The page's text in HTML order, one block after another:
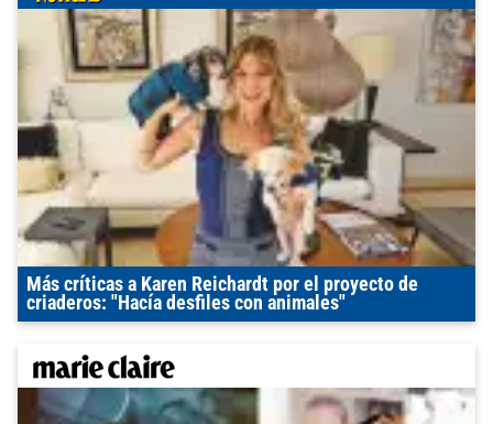
Más críticas a Karen Reichardt por el proyecto de
criaderos: "Hacía desfiles con animales"